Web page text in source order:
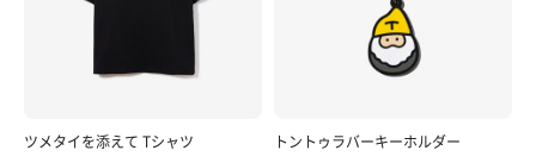
ツメタイを添えて Tシャツ トントゥラバーキーホルダー